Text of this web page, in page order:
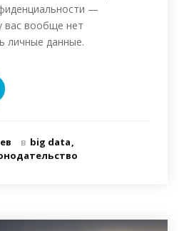
—
вас вообще нет
личные данные.
в big data